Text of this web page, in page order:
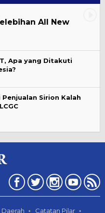
All New
Apa yang Ditakuti
Sirion Kalah
Daerah Catatan Pilar